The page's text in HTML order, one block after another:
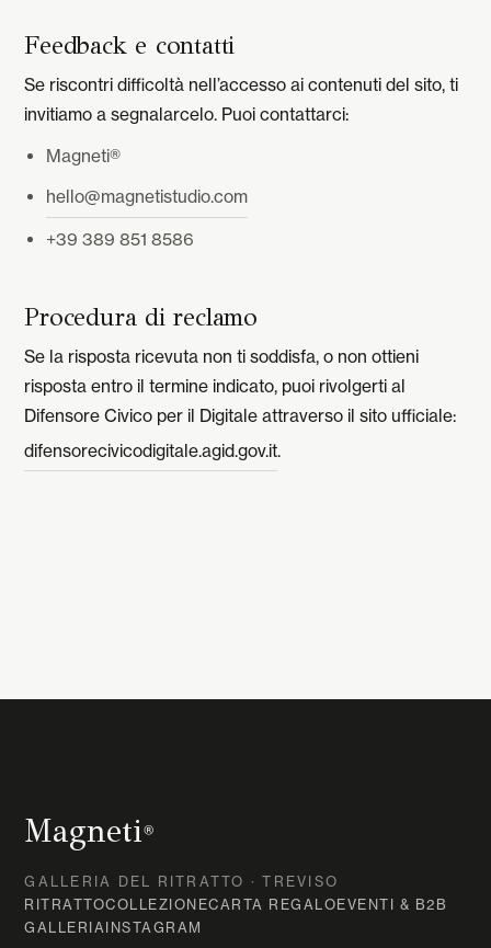
Feedback e contatti
Se riscontri difficoltà nell’accesso ai contenuti del sito, ti
invitiamo a segnalarcelo. Puoi contattarci:
Magneti®
hello@magnetistudio.com
+39 389 851 8586
Procedura di reclamo
Se la risposta ricevuta non ti soddisfa, o non ottieni
risposta entro il termine indicato, puoi rivolgerti al
Difensore Civico per il Digitale attraverso il sito ufficiale:
difensorecivicodigitale.agid.gov.it.
Magneti®
GALLERIA DEL RITRATTO · TREVISO
RITRATTOCOLLEZIONECARTA REGALO EVENTI & B2B
GALLERIA INSTAGRAM